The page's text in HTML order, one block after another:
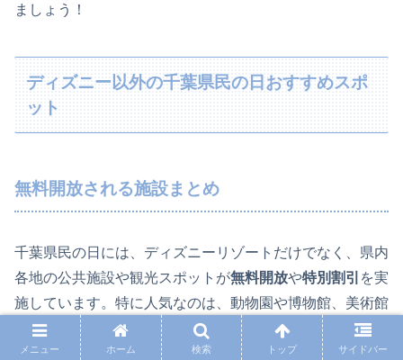
ましょう！
ディズニー以外の千葉県民の日おすすめスポ
ット
無料開放される施設まとめ
千葉県民の日には、ディズニーリゾートだけでなく、県内
各地の公共施設や観光スポットが無料開放や特別割引 を実
施しています。特に人気なのは、動物園や博物館、美術館
などの家族で楽しめる施設です。
メニュー ホーム 検索 トップ サイドバー